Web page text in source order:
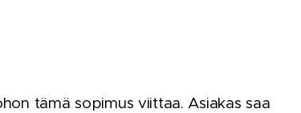
tämä sopimus viittaa. Asiakas saa